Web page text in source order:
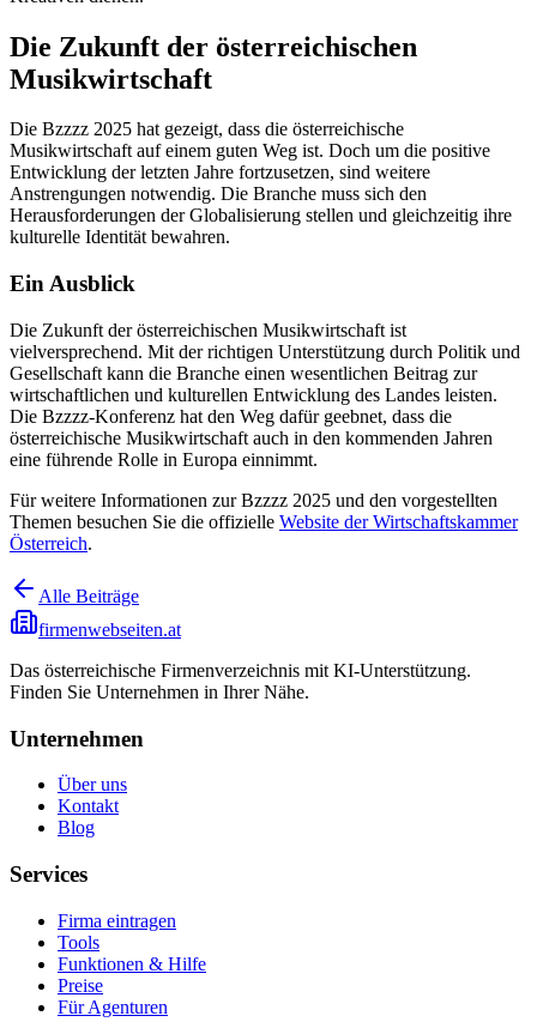
Die Zukunft der österreichischen
Musikwirtschaft
Die Bzzzz 2025 hat gezeigt, dass die österreichische
Musikwirtschaft auf einem guten Weg ist. Doch um die positive
Entwicklung der letzten Jahre fortzusetzen, sind weitere
Anstrengungen notwendig. Die Branche muss sich den
Herausforderungen der Globalisierung stellen und gleichzeitig ihre
kulturelle Identität bewahren.
Ein Ausblick
Die Zukunft der österreichischen Musikwirtschaft ist
vielversprechend. Mit der richtigen Unterstützung durch Politik und
Gesellschaft kann die Branche einen wesentlichen Beitrag zur
wirtschaftlichen und kulturellen Entwicklung des Landes leisten.
Die Bzzzz-Konferenz hat den Weg dafür geebnet, dass die
österreichische Musikwirtschaft auch in den kommenden Jahren
eine führende Rolle in Europa einnimmt.
Für weitere Informationen zur Bzzzz 2025 und den vorgestellten
Themen besuchen Sie die offizielle Website der Wirtschaftskammer
Österreich.
Alle Beiträge
firmenwebseiten.at
Das österreichische Firmenverzeichnis mit KI-Unterstützung.
Finden Sie Unternehmen in Ihrer Nähe.
Unternehmen
Über uns
Kontakt
Blog
Services
Firma eintragen
Tools
Funktionen & Hilfe
Preise
Für Agenturen